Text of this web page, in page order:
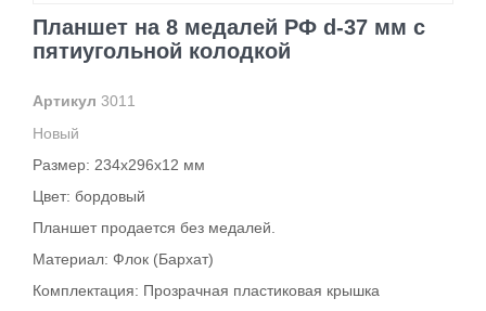
Планшет на 8 медалей РФ d-37 мм с
пятиугольной колодкой
Артикул 3011
Новый
Размер: 234х296х12 мм
Цвет: бордовый
Планшет продается без медалей.
Материал: Флок (Бархат)
Комплектация: Прозрачная пластиковая крышка